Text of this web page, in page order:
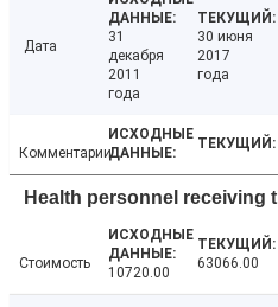
Дата
31
декабря
2011
года
30 июня
2017
года
Комментарии
Health personnel receiving
Стоимость
10720.00
63066.00